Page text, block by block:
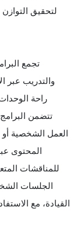
لتحقيق
تجمع
والتدريب عبر
راحة
تتضمن
العمل الشخصية أو
المحتوى
للمناقشات
الجلسات
القيادة، مع